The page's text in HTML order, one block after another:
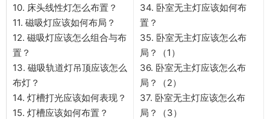
10. 床头线性灯怎么布置？
11. 磁吸灯应该如何布局？
12. 磁吸灯应该怎么组合与布
置？
13. 磁吸轨道灯吊顶应该怎么
布灯？
14. 灯槽打光应该如何表现？
15. 灯槽应该如何布置？
34. 卧室无主灯应该如何布
置？
35. 卧室无主灯应该怎么布
局？（1）
36. 卧室无主灯应该怎么布
局？（2）
37. 卧室无主灯应该怎么布
局？（3）